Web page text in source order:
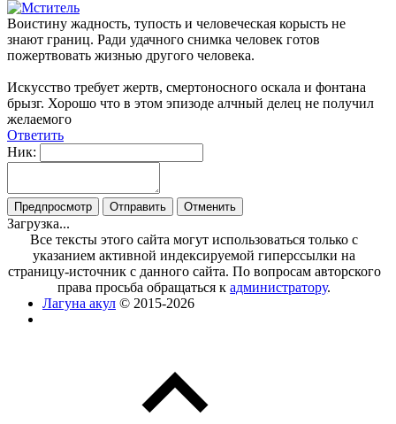
Воистину жадность, тупость и человеческая корысть не
знают границ. Ради удачного снимка человек готов
пожертвовать жизнью другого человека.
Искусство требует жертв, смертоносного оскала и фонтана
брызг. Хорошо что в этом эпизоде алчный делец не получил
желаемого
Ответить
Ник:
Загрузка...
Все тексты этого сайта могут использоваться только с
указанием активной индексируемой гиперссылки на
страницу-источник с данного сайта. По вопросам авторского
права просьба обращаться кадминистратору.
Лагуна акул © 2015-2026